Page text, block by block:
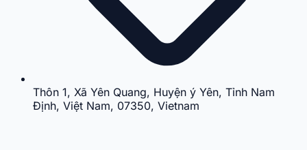
Thôn 1, Xã Yên Quang, Huyện ý Yên, Tỉnh Nam
Định, Việt Nam, 07350, Vietnam